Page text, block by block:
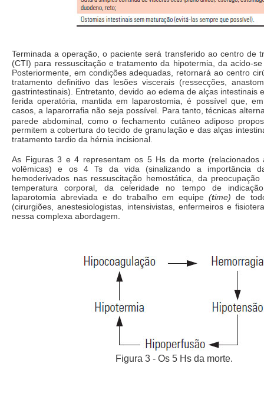
Terminada a operação, o paciente será transferido ao centro de
(CTI) para ressuscitação e tratamento da hipotermia, da acido-
Posteriormente, em condições adequadas, retornará ao centro
tratamento definitivo das lesões viscerais (ressecções,
gastrintestinais). Entretanto, devido ao edema de alças intestinais
ferida operatória, mantida em laparostomia, é possível que,
casos, a laparorrafia não seja possível. Para tanto, técnicas
parede abdominal, como o fechamento cutâneo adiposo
permitem a cobertura do tecido de granulação e das alças
tratamento tardio da hérnia incisional.
As Figuras 3 e 4 representam os 5 Hs da morte (relacionados
volêmicas) e os 4 Ts da vida (sinalizando a importância
hemoderivados nas ressuscitação hemostática, da
temperatura corporal, da celeridade no tempo de
laparotomia abreviada e do trabalho em equipe(time) de
(cirurgiões, anestesiologistas, intensivistas, enfermeiros e
nessa complexa abordagem.
Figura 3 - Os 5 Hs da morte.